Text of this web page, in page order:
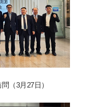
（3月 27日）